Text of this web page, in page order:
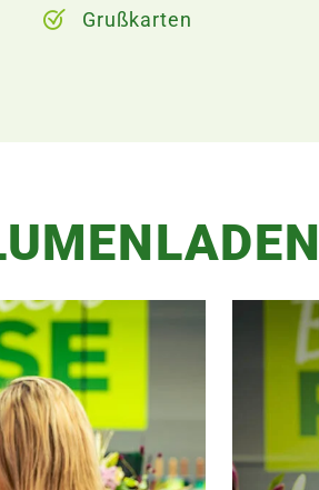
Grußkarten